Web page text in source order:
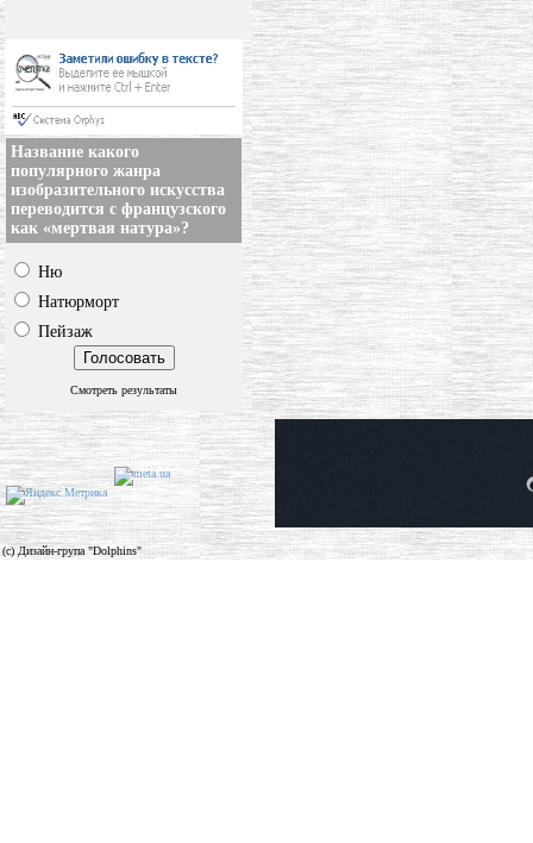
Название какого
популярного жанра
изобразительного искусства
переводится с французского
как «мертвая натура»?
Ню
Натюрморт
Пейзаж
Смотреть результаты
(c) Дизайн-група "Dolphins"